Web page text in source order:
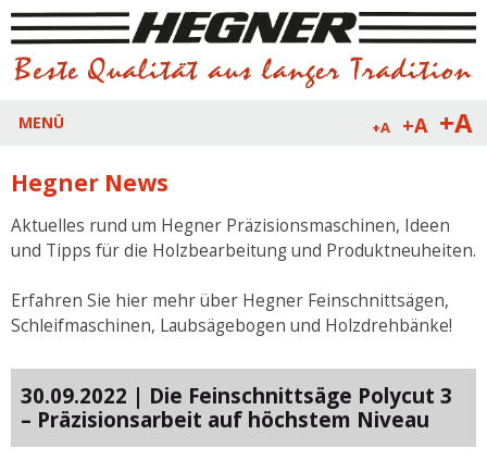
+A +A +A
MENÜ
Hegner News
Aktuelles rund um Hegner Präzisionsmaschinen, Ideen
und Tipps für die Holzbearbeitung und Produktneuheiten.
Erfahren Sie hier mehr über Hegner Feinschnittsägen,
Schleifmaschinen, Laubsägebogen und Holzdrehbänke!
30.09.2022 | Die Feinschnittsäge Polycut 3
– Präzisionsarbeit auf höchstem Niveau